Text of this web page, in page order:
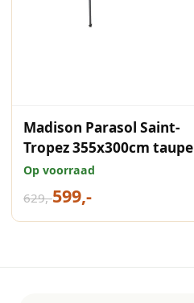
Madison Parasol Saint-
Tropez 355x300cm taupe
Op voorraad
629,-599,-